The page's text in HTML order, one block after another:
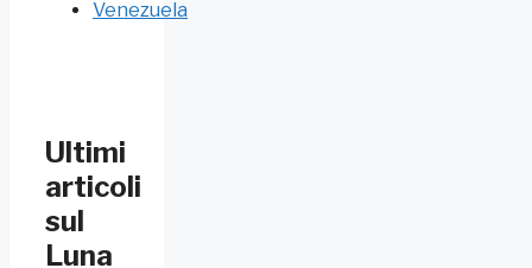
Venezuela
Ultimi
articoli
sul
Luna